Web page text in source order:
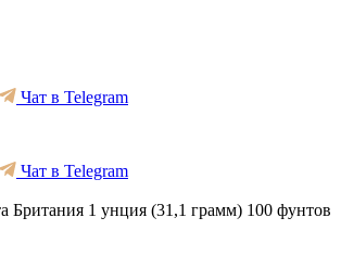
Чат в Telegram
Чат в Telegram
Британия 1 унция (31,1 грамм) 100 фунтов